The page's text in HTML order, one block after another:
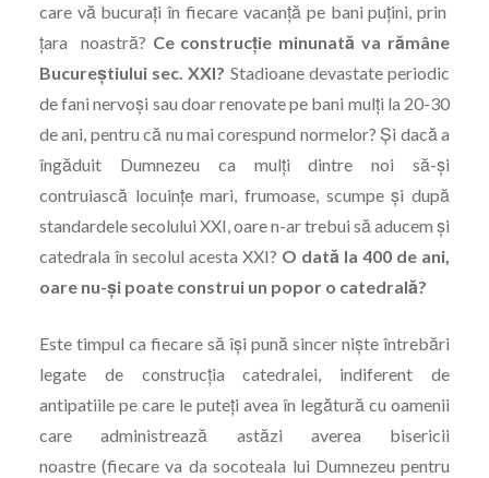
care vă bucuraţi în fiecare vacanţă pe bani puţini, prin
ţara noastră? Ce construcţie minunată va rămâne
Bucureştiului sec. XXI? Stadioane devastate periodic
de fani nervoşi sau doar renovate pe bani mulţi la 20-30
de ani, pentru că nu mai corespund normelor? Şi dacă a
îngăduit Dumnezeu ca mulţi dintre noi să-şi
contruiască locuinţe mari, frumoase, scumpe şi după
standardele secolului XXI, oare n-ar trebui să aducem şi
catedrala în secolul acesta XXI? O dată la 400 de ani,
oare nu-şi poate construi un popor o catedrală?
Este timpul ca fiecare să îşi pună sincer nişte întrebări
legate de construcţia catedralei, indiferent de
antipatiile pe care le puteţi avea în legătură cu oamenii
care administrează astăzi averea bisericii
noastre (fiecare va da socoteala lui Dumnezeu pentru